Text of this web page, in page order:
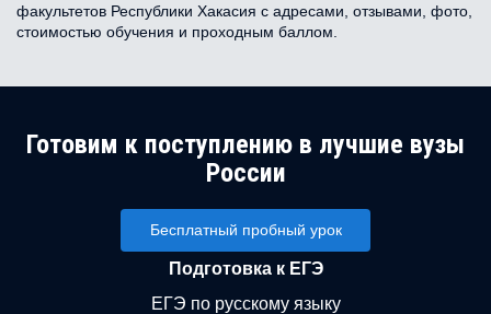
факультетов Республики Хакасия с адресами, отзывами, фото,
стоимостью обучения и проходным баллом.
Готовим к поступлению в лучшие вузы
России
Бесплатный пробный урок
Подготовка к ЕГЭ
ЕГЭ по русскому языку